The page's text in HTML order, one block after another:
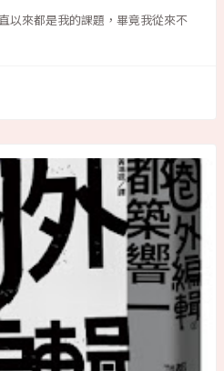
以來都是我的課題，畢竟我從來不